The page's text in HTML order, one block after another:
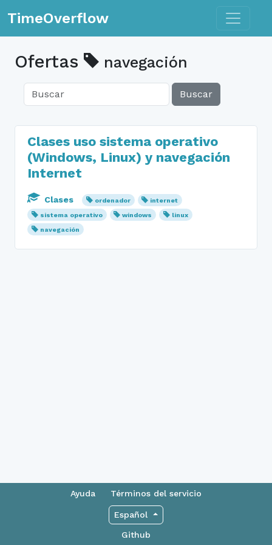
TimeOverflow Toggle
Ofertas navegación
Buscar
Clases uso sistema operativo
(Windows, Linux) y navegación
Internet
Clases ordenador
internet
sistema operativo
windows
linux
navegación
Ayuda Términos del servicio
Español
Github